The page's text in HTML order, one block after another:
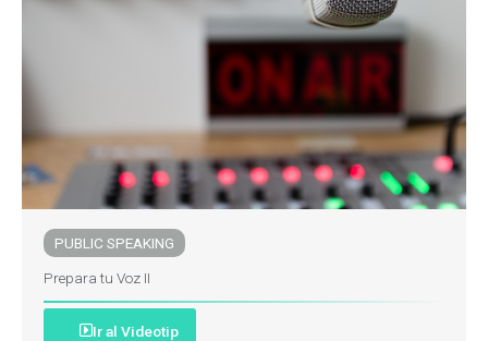
PUBLIC SPEAKING
Prepara tu Voz II
Ir al Videotip